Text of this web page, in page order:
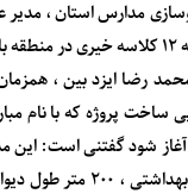
مدارس استان ،
رضا ایزد بین ،
ساخت پروژه که با نام